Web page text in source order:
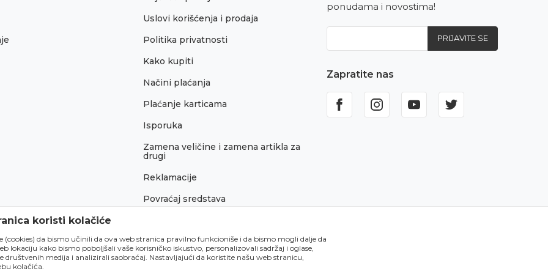
Uslovi korišćenja i prodaja
Politika privatnosti
Kako kupiti
Načini plaćanja
Plaćanje karticama
Isporuka
Zamena veličine i zamena artikla za
drugi
Reklamacije
Povraćaj sredstava
ponudama i novostima!
PRIJAVITE SE
Zapratite nas
koristi kolačiće
(cookies) da bismo učinili da ova web stranica pravilno funkcioniše i da bismo mogli dalje da
lokaciju kako bismo poboljšali vaše korisničko iskustvo, personalizovali sadržaj i oglase,
društvenih medija i analizirali saobraćaj. Nastavljajući da koristite našu web stranicu,
kolačića.